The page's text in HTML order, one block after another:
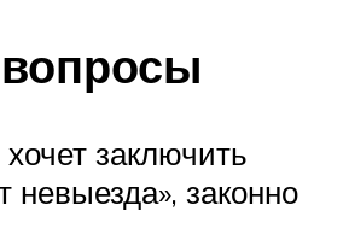
заключить
невыезда», законно